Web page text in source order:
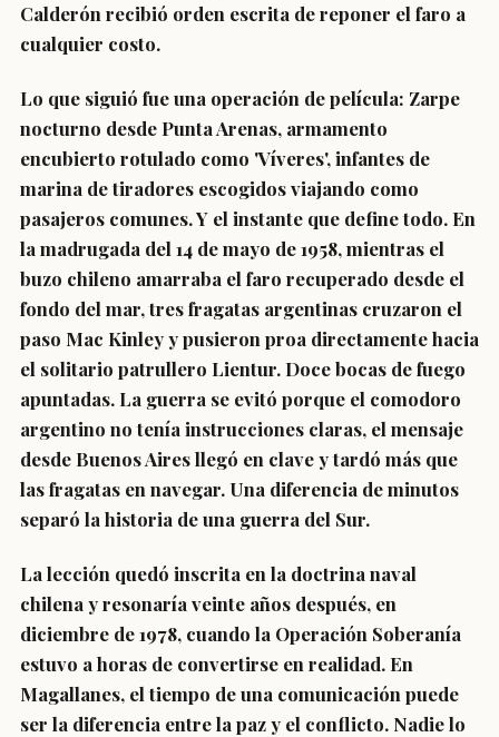
Calderón recibió orden escrita de reponer el faro a
cualquier costo.
Lo que siguió fue una operación de película: Zarpe
nocturno desde Punta Arenas, armamento
encubierto rotulado como 'Víveres', infantes de
marina de tiradores escogidos viajando como
pasajeros comunes. Y el instante que define todo. En
la madrugada del 14 de mayo de 1958, mientras el
buzo chileno amarraba el faro recuperado desde el
fondo del mar, tres fragatas argentinas cruzaron el
paso Mac Kinley y pusieron proa directamente hacia
el solitario patrullero Lientur. Doce bocas de fuego
apuntadas. La guerra se evitó porque el comodoro
argentino no tenía instrucciones claras, el mensaje
desde Buenos Aires llegó en clave y tardó más que
las fragatas en navegar. Una diferencia de minutos
separó la historia de una guerra del Sur.
La lección quedó inscrita en la doctrina naval
chilena y resonaría veinte años después, en
diciembre de 1978, cuando la Operación Soberanía
estuvo a horas de convertirse en realidad. En
Magallanes, el tiempo de una comunicación puede
ser la diferencia entre la paz y el conflicto. Nadie lo